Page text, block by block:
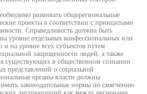
развивать общерегиональные
проекты в соответствии с принципами
Справедливость должна быть
уровне отдельных конфессиональных или
и на уровне всех субъектов путем
защищенности людей, а также
существующих в общественном сознании
представлений о социальной
органы власти должны
законодательные нормы по смягчению